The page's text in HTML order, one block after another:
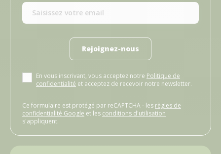
Rejoignez-nous
En vous inscrivant, vous acceptez notre Politique de
confidentialité et acceptez de recevoir notre newsletter.
Ce formulaire est protégé par reCAPTCHA - les règles de
confidentialité Google et les conditions d'utilisation
s'appliquent.